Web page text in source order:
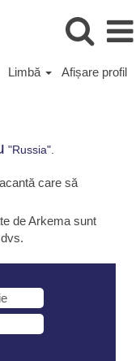
Limbă Afișare profil
"Russia".
care să
de Arkema sunt